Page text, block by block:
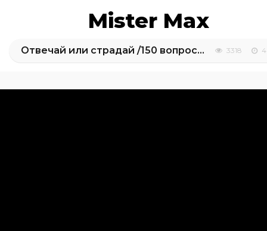
Mister Max
Отвечай или страдай /150 вопросов с Максом и Катей 3318